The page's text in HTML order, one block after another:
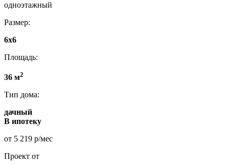
одноэтажный
Размер:
6x6
Площадь:
36 м2
Тип дома:
дачный
В ипотеку
от 5 219 р/мес
Проект от